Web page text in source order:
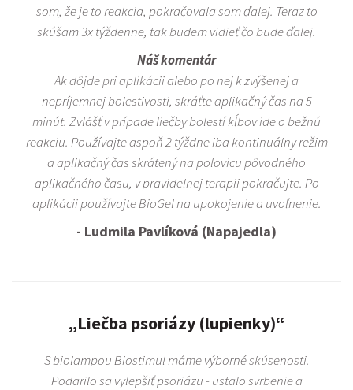
som, že je to reakcia, pokračovala som ďalej. Teraz to
skúšam 3x týždenne, tak budem vidieť čo bude ďalej.
Náš komentár
Ak dôjde pri aplikácii alebo po nej k zvýšenej a
nepríjemnej bolestivosti, skráťte aplikačný čas na 5
minút. Zvlášť v prípade liečby bolestí kĺbov ide o bežnú
reakciu. Používajte aspoň 2 týždne iba kontinuálny režim
a aplikačný čas skrátený na polovicu pôvodného
aplikačného času, v pravidelnej terapii pokračujte. Po
aplikácii používajte BioGel na upokojenie a uvoľnenie.
- Ludmila Pavlíková (Napajedla)
„Liečba psoriázy (lupienky)“
S biolampou Biostimul máme výborné skúsenosti.
Podarilo sa vylepšiť psoriázu - ustalo svrbenie a